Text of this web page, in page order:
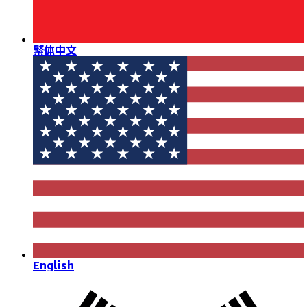
繁体中文
English